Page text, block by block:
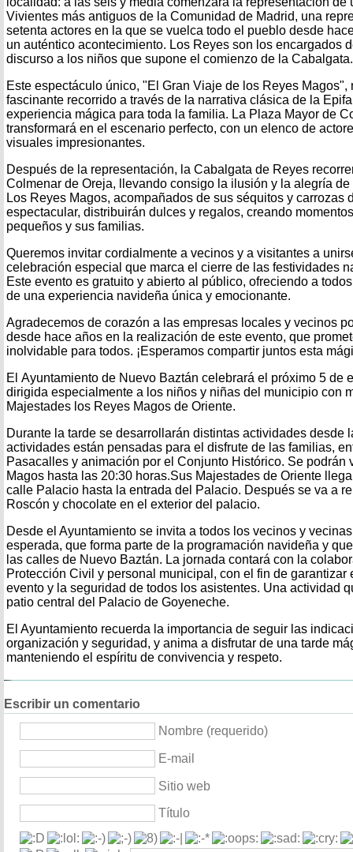
Vivientes más antiguos de la Comunidad de Madrid, una
setenta actores en la que se vuelca todo el pueblo desde
un auténtico acontecimiento. Los Reyes son los encargados
discurso a los niños que supone el comienzo de la Cabalgata.
Este espectáculo único, "El Gran Viaje de los Reyes Magos",
fascinante recorrido a través de la narrativa clásica de la
experiencia mágica para toda la familia. La Plaza Mayor de
transformará en el escenario perfecto, con un elenco de
visuales impresionantes.
Después de la representación, la Cabalgata de Reyes
Colmenar de Oreja, llevando consigo la ilusión y la alegría
Los Reyes Magos, acompañados de sus séquitos y carrozas
espectacular, distribuirán dulces y regalos, creando
pequeños y sus familias.
Queremos invitar cordialmente a vecinos y a visitantes a
celebración especial que marca el cierre de las festividades
Este evento es gratuito y abierto al público, ofreciendo a
de una experiencia navideña única y emocionante.
Agradecemos de corazón a las empresas locales y vecinos
desde hace años en la realización de este evento, que
inolvidable para todos. ¡Esperamos compartir juntos esta
El Ayuntamiento de Nuevo Baztán celebrará el próximo 5 de
dirigida especialmente a los niños y niñas del municipio con
Majestades los Reyes Magos de Oriente.
Durante la tarde se desarrollarán distintas actividades desde
actividades están pensadas para el disfrute de las familias,
Pasacalles y animación por el Conjunto Histórico. Se podrán
Magos hasta las 20:30 horas.Sus Majestades de Oriente
calle Palacio hasta la entrada del Palacio. Después se va a
Roscón y chocolate en el exterior del palacio.
Desde el Ayuntamiento se invita a todos los vecinos y
esperada, que forma parte de la programación navideña y
las calles de Nuevo Baztán. La jornada contará con la
Protección Civil y personal municipal, con el fin de garantizar
evento y la seguridad de todos los asistentes. Una actividad
patio central del Palacio de Goyeneche.
El Ayuntamiento recuerda la importancia de seguir las
organización y seguridad, y anima a disfrutar de una tarde
manteniendo el espíritu de convivencia y respeto.
Escribir un comentario
Nombre (requerido)
E-mail
Sitio web
Título